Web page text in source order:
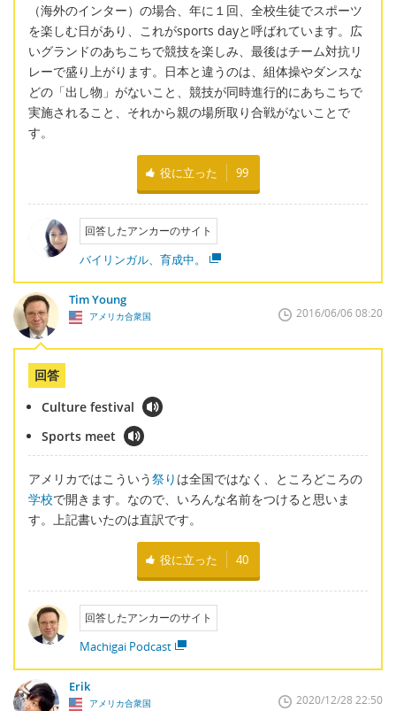
（海外のインター）の場合、年に１回、全校生徒でスポーツ
を楽しむ日があり、これがsports dayと呼ばれています。広
いグランドのあちこちで競技を楽しみ、最後はチーム対抗リ
レーで盛り上がります。日本と違うのは、組体操やダンスな
どの「出し物」がないこと、競技が同時進行的にあちこちで
実施されること、それから親の場所取り合戦がないことで
す。
役に立った 99
回答したアンカーのサイト
バイリンガル、育成中。
Tim Young
アメリカ合衆国 2016/06/06 08:20
回答
Culture festival
Sports meet
アメリカではこういう祭り は全国ではなく、ところどころの
学校で開きます。なので、いろんな名前をつけると思いま
す。上記書いたのは直訳です。
役に立った 40
回答したアンカーのサイト
Machigai Podcast
Erik
アメリカ合衆国 2020/12/28 22:50